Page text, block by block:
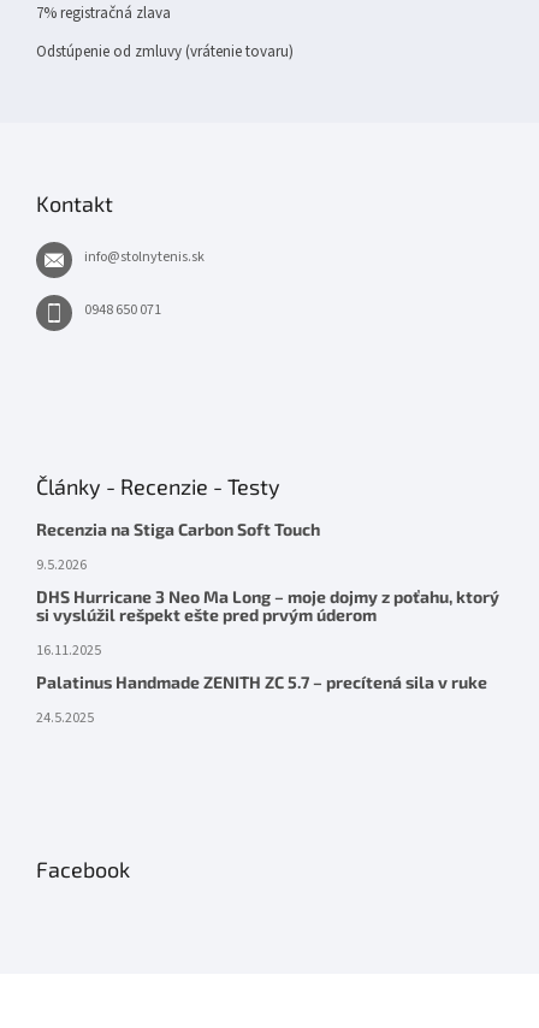
7% registračná zlava
Odstúpenie od zmluvy (vrátenie tovaru)
Kontakt
info@stolnytenis.sk
0948 650 071
Články - Recenzie - Testy
Recenzia na Stiga Carbon Soft Touch
9.5.2026
DHS Hurricane 3 Neo Ma Long – moje dojmy z poťahu, ktorý
si vyslúžil rešpekt ešte pred prvým úderom
16.11.2025
Palatinus Handmade ZENITH ZC 5.7 – precítená sila v ruke
24.5.2025
Facebook